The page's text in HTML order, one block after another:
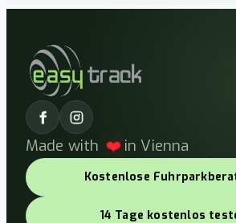
Made with ❤️ in Vienna
Kostenlose
14 Tage kostenlos